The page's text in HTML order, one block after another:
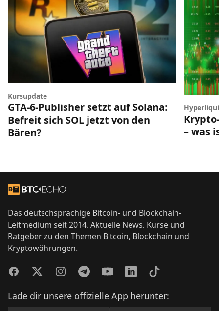
Kursupdate
GTA-6-Publisher setzt auf Solana:
Befreit sich SOL jetzt von den
Bären?
– was
Zur Startseite
Das deutschsprachige Bitcoin- und Blockchain-
Leitmedium seit 2014. Aktuelle News, Kurse und
Ratgeber zu den Themen Bitcoin, Blockchain und
Kryptowährungen.
FacebookTwitterInstagramTelegramYouTubeLinkedInTikTok
Lade dir unsere offizielle App herunter: